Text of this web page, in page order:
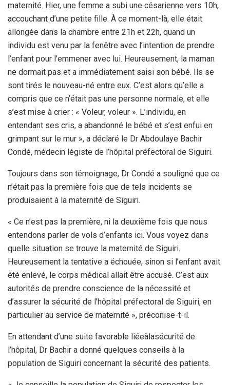
maternité. Hier, une femme a subi une césarienne vers 10h,
accouchant d’une petite fille. À ce moment-là, elle était
allongée dans la chambre entre 21h et 22h, quand un
individu est venu par la fenêtre avec l’intention de prendre
l’enfant pour l’emmener avec lui. Heureusement, la maman
ne dormait pas et a immédiatement saisi son bébé. Ils se
sont tirés le nouveau-né entre eux. C’est alors qu’elle a
compris que ce n’était pas une personne normale, et elle
s’est mise à crier : « Voleur, voleur ». L’individu, en
entendant ses cris, a abandonné le bébé et s’est enfui en
grimpant sur le mur », a déclaré le Dr Abdoulaye Bachir
Condé, médecin légiste de l’hôpital préfectoral de Siguiri.
Toujours dans son témoignage, Dr Condé a souligné que ce
n’était pas la première fois que de tels incidents se
produisaient à la maternité de Siguiri.
« Ce n’est pas la première, ni la deuxième fois que nous
entendons parler de vols d’enfants ici. Vous voyez dans
quelle situation se trouve la maternité de Siguiri.
Heureusement la tentative a échouée, sinon si l’enfant avait
été enlevé, le corps médical allait être accusé. C’est aux
autorités de prendre conscience de la nécessité et
d’assurer la sécurité de l’hôpital préfectoral de Siguiri, en
particulier au service de maternité », préconise-t-il.
En attendant d’une suite favorable liéeàlasécurité de
l’hôpital, Dr Bachir a donné quelques conseils à la
population de Siguiri concernant la sécurité des patients.